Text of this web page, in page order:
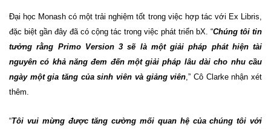
Đại học Monash có một trải nghiệm tốt trong việc hợp tác với Ex Libris,
đặc biệt gần đây đã có cộng tác trong việc phát triển bX. “Chúng tôi tin
tưởng rằng Primo Version 3 sẽ là một giải pháp phát hiện tài
nguyên có khả năng đem đến một giải pháp lâu dài cho nhu cầu
ngày một gia tăng của sinh viên và giảng viên,” Cô Clarke nhận xét
thêm.
“Tôi vui mừng được tăng cường mối quan hệ của chúng tôi với